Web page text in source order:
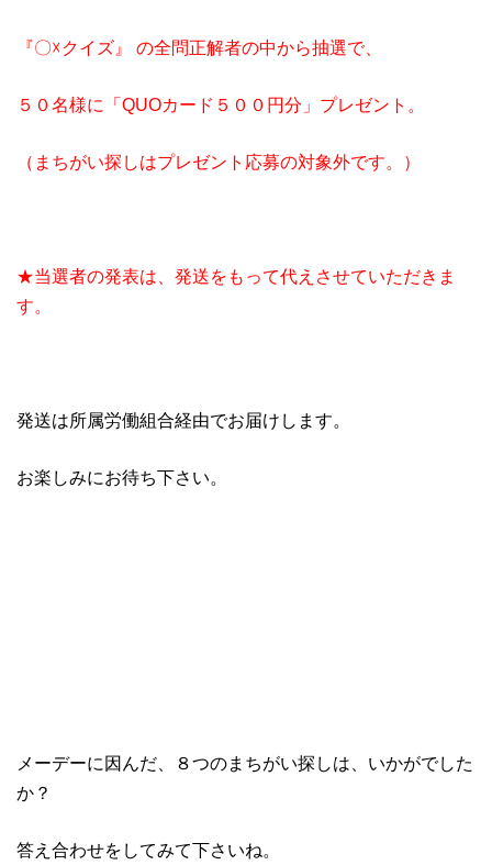
『〇☓クイズ』 の全問正解者の中から抽選で、
５０名様に「QUOカード５００円分」プレゼント。
（まちがい探しはプレゼント応募の対象外です。）
★当選者の発表は、 発送をもって代えさせていただきま
す。
発送は所属労働組合経由でお届けします。
お楽しみにお待ち下さい。
メーデーに因んだ、８つのまちがい探しは、いかがでした
か？
答え合わせをしてみて下さいね。